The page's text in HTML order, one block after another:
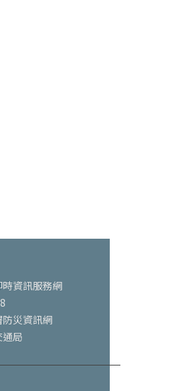
資訊服務網
災資訊網
局